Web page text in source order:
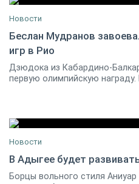
06 августа 2016
Новости
Беслан Мудранов
игр в Рио
Дзюдока из Кабардино-
первую олимпийскую награду.
17 февраля 2017
Новости
В Адыгее будет
Борцы вольного стиля